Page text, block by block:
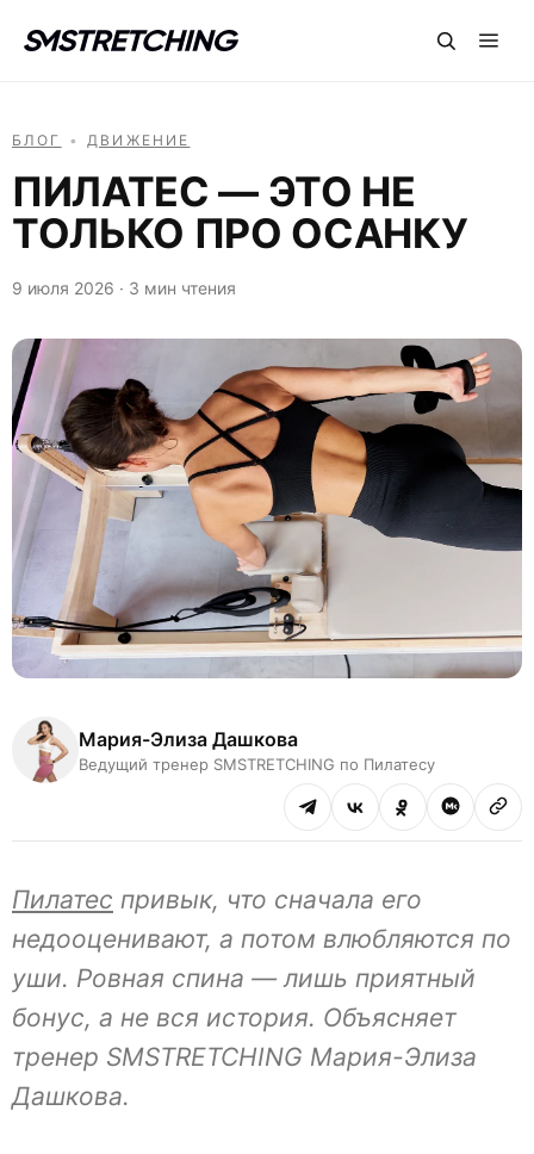
БЛОГ • ДВИЖЕНИЕ
ПИЛАТЕС — ЭТО НЕ
ТОЛЬКО ПРО ОСАНКУ
9 июля 2026 · 3 мин чтения
Мария-Элиза Дашкова
Ведущий тренер SMSTRETCHING по Пилатесу
Пилатес привык, что сначала его
недооценивают, а потом влюбляются по
уши. Ровная спина — лишь приятный
бонус, а не вся история. Объясняет
тренер SMSTRETCHING Мария-Элиза
Дашкова.